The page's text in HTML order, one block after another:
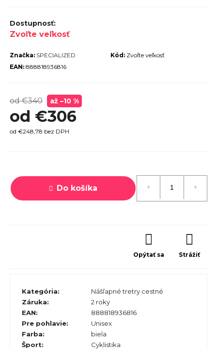
Zvoľte veľkosť
Kód: Zvoľte veľkosť
Značka: SPECIALIZED
EAN: 888818936816
od €340 až –10 %
od €306
od €248,78 bez DPH
cena:
Do košíka
Kategória:
Nášľapné tretry cestné
Záruka:
2 roky
EAN:
888818936816
Pre pohlavie:
Unisex
Farba:
biela
Šport:
Cyklistika
Opýtať sa Strážiť
ú
č
a
m
2026
€979